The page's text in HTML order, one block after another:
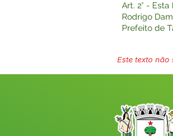
Art. 2° -
Rodrigo
Prefeito de
Este texto